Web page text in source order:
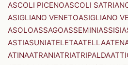
ASCOLI PICENOASCOLI
ASIGLIANO VENETOASIGLIANO
ASOLOASSAGOASSEMINIASSISI
ASTIASUNIATELETAATELLA
ATINAATRANIATRIATRIPALDA